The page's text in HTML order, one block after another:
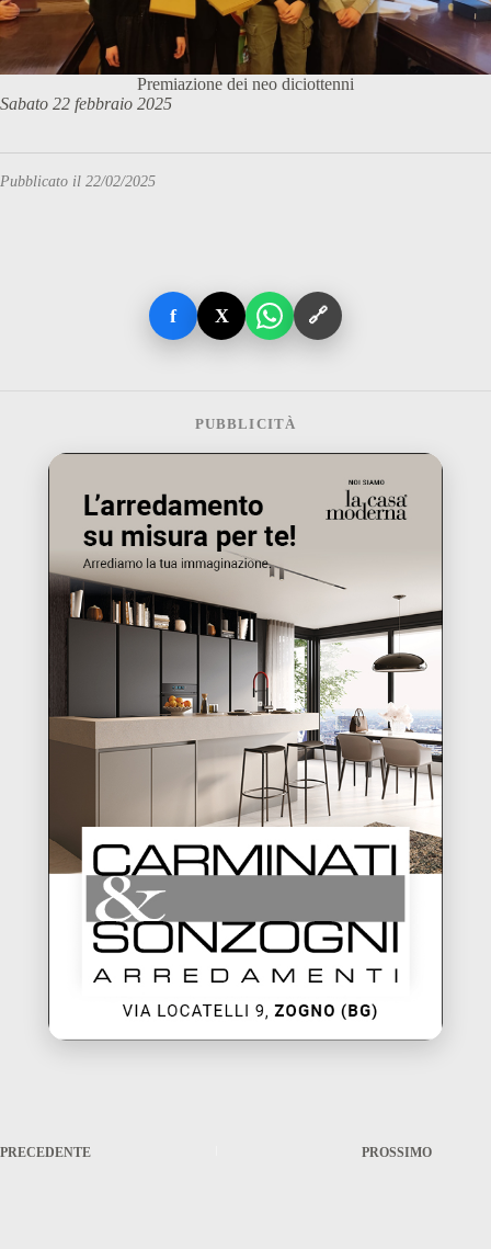
Premiazione dei neo diciottenni
Sabato 22 febbraio 2025
Pubblicato il 22/02/2025
f X 🔗
PUBBLICITÀ
PRECEDENTE PROSSIMO